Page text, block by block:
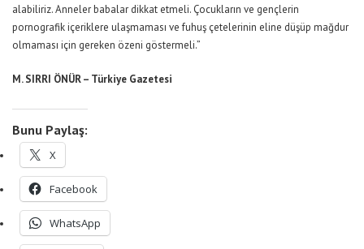
alabiliriz. Anneler babalar dikkat etmeli. Çocukların ve gençlerin
pornografik içeriklere ulaşmaması ve fuhuş çetelerinin eline düşüp mağdur
olmaması için gereken özeni göstermeli.”
M. SIRRI ÖNÜR – Türkiye Gazetesi
Bunu Paylaş:
X
Facebook
WhatsApp